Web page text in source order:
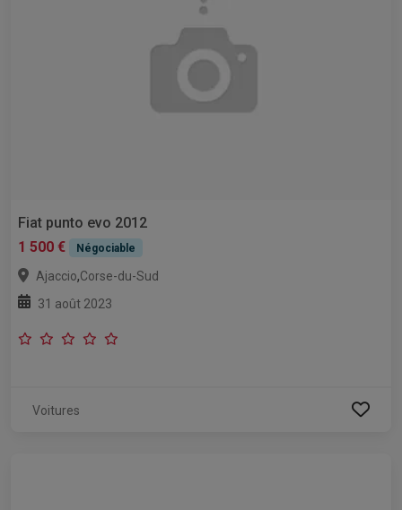
Fiat punto evo 2012
1 500 €
Négociable
Ajaccio,Corse-du-Sud
31 août 2023
Voitures